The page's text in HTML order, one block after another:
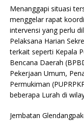
Menanggapi situasi
menggelar rapat
intervensi yang perlu
Pelaksana Harian
terkait seperti Kepala
Bencana Daerah
Pekerjaan Umum,
Permukiman
beberapa Lurah di
Jembatan